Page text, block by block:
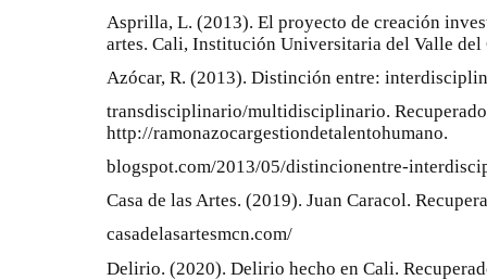
Asprilla, L. (2013). El proyecto de creación
artes. Cali, Institución Universitaria del Valle del
Azócar, R. (2013). Distinción entre:
transdisciplinario/multidisciplinario.
http://ramonazocargestiondetalentohumano.
blogspot.com/2013/05/distincionentre-
Casa de las Artes. (2019). Juan Caracol.
casadelasartesmcn.com/
Delirio. (2020). Delirio hecho en Cali.